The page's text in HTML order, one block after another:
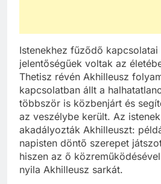
Istenekhez fűződő
jelentőségűek voltak az
Thetisz révén Akhilleusz
kapcsolatban állt a
többször is közbenjárt és
az veszélybe került. Az
akadályozták Akhilleuszt:
napisten döntő szerepet
hiszen az ő
nyila Akhilleusz sarkát.